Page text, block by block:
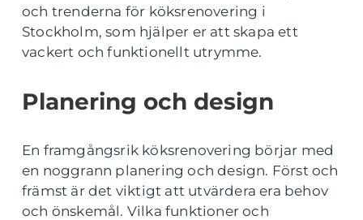
och trenderna för köksrenovering i
Stockholm, som hjälper er att skapa ett
vackert och funktionellt utrymme.
Planering och design
En framgångsrik köksrenovering börjar med
en noggrann planering och design. Först och
främst är det viktigt att utvärdera era behov
och önskemål. Vilka funktioner och